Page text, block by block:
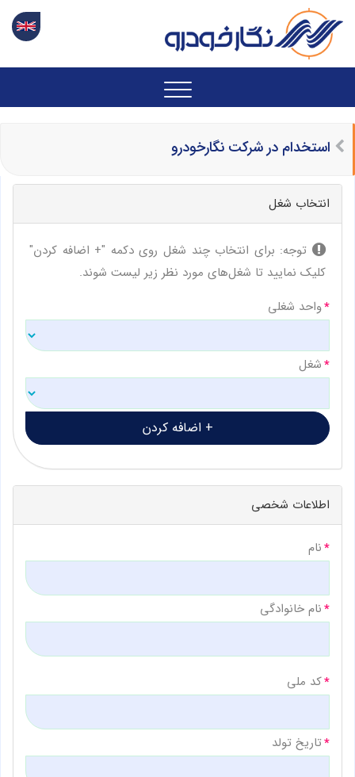
استخدام در شرکت نگارخودرو
انتخاب شغل
توجه: برای انتخاب چند شغل روی دکمه "+ اضافه کردن"
کلیک نمایید تا شغل‌های مورد نظر زیر لیست شوند.
واحد شغلی
شغل
اطلاعات شخصی
نام
نام خانوادگی
کد ملی
تاریخ تولد